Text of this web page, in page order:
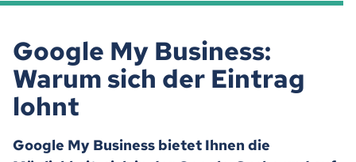
Google My Business:
Warum sich der Eintrag
lohnt
Google My Business bietet Ihnen die